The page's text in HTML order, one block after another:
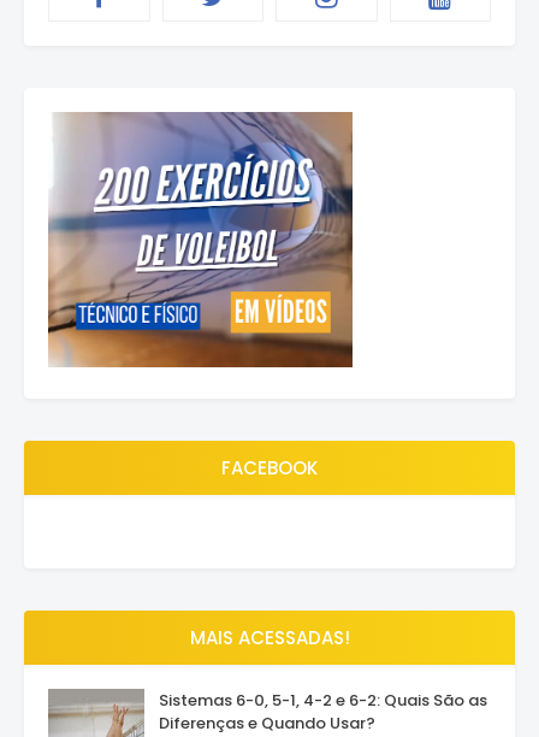
FACEBOOK
MAIS ACESSADAS!
Sistemas 6-0, 5-1, 4-2 e 6-2: Quais São as
Diferenças e Quando Usar?